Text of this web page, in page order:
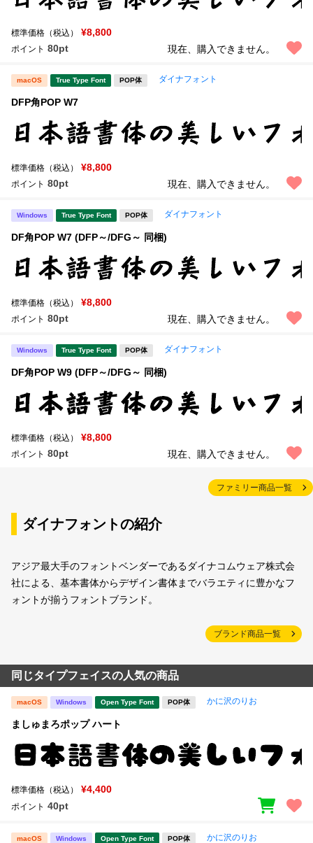
標準価格（税込） ¥8,800
ポイント 80pt 現在、購入できません。
macOS True Type Font POP体 ダイナフォント
DFP角POP W7
標準価格（税込） ¥8,800
ポイント 80pt 現在、購入できません。
Windows True Type Font POP体 ダイナフォント
DF角POP W7 (DFP～/DFG～ 同梱)
標準価格（税込） ¥8,800
ポイント 80pt 現在、購入できません。
Windows True Type Font POP体 ダイナフォント
DF角POP W9 (DFP～/DFG～ 同梱)
標準価格（税込） ¥8,800
ポイント 80pt 現在、購入できません。
ファミリー商品一覧
ダイナフォントの紹介
アジア最大手のフォントベンダーであるダイナコムウェア株式会
社による、基本書体からデザイン書体までバラエティに豊かなフ
ォントが揃うフォントブランド。
ブランド商品一覧
同じタイプフェイスの人気の商品
macOS Windows Open Type Font POP体 かに沢のりお
ましゅまろポップ ハート
標準価格（税込） ¥4,400
ポイント 40pt
macOS Windows Open Type Font POP体 かに沢のりお